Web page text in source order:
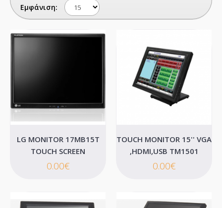
Εμφάνιση:
LG MONITOR 17MB15T TOUCH SCREEN
LG MONITOR 17MB15T
TOUCH SCREEN
0.00€
TOUCH MONITOR 15'' VGA
,HDMI,USB TM1501
0.00€